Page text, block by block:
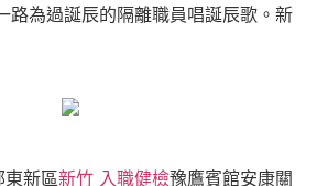
路為過誕辰的隔離職員唱誕辰歌。新
東新區新竹 入職健檢豫鷹賓館安康關